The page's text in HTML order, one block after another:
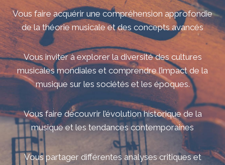
Vous faire acquérir une compréhension approfondie
de la théorie musicale et des concepts avancés
Vous inviter à explorer la diversité des cultures
musicales mondiales et comprendre l’impact de la
musique sur les sociétés et les époques.
Vous faire découvrir l’évolution historique de la
musique et les tendances contemporaines
Vous partager différentes analyses critiques et